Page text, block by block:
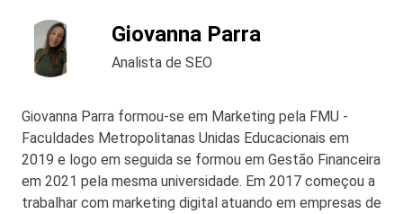
desenvolvimento profissional.
Giovanna Parra
Analista de SEO
Giovanna Parra formou-se em Marketing pela FMU -
Faculdades Metropolitanas Unidas Educacionais em
2019 e logo em seguida se formou em Gestão Financeira
em 2021 pela mesma universidade. Em 2017 começou a
trabalhar com marketing digital atuando em empresas de